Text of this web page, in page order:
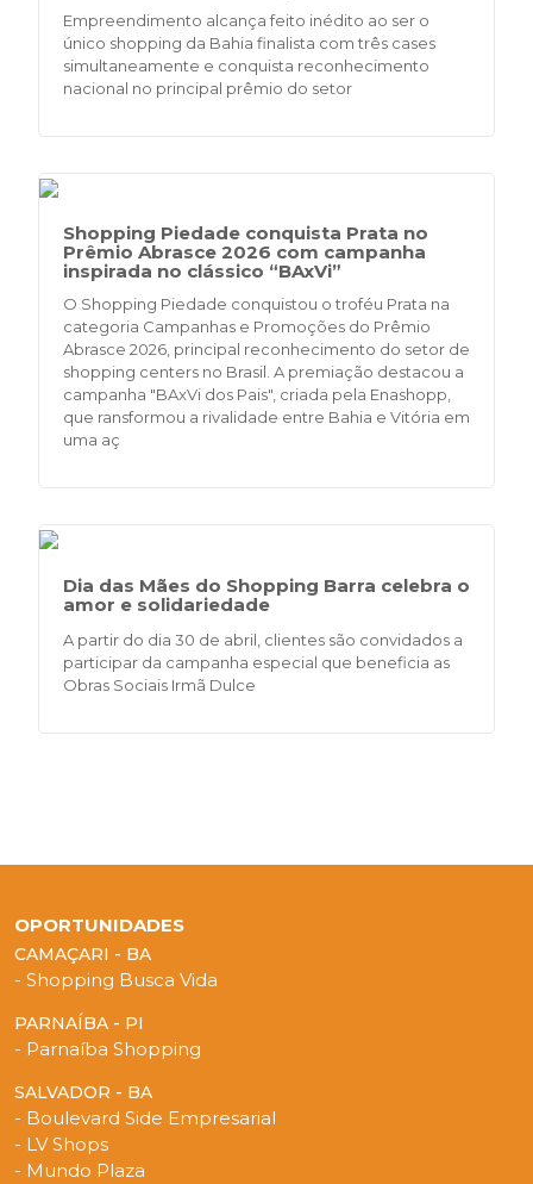
Empreendimento alcança feito inédito ao ser o
único shopping da Bahia finalista com três cases
simultaneamente e conquista reconhecimento
nacional no principal prêmio do setor
Shopping Piedade conquista Prata no
Prêmio Abrasce 2026 com campanha
inspirada no clássico “BAxVi”
O Shopping Piedade conquistou o troféu Prata na
categoria Campanhas e Promoções do Prêmio
Abrasce 2026, principal reconhecimento do setor de
shopping centers no Brasil. A premiação destacou a
campanha "BAxVi dos Pais", criada pela Enashopp,
que ransformou a rivalidade entre Bahia e Vitória em
uma aç
Dia das Mães do Shopping Barra celebra o
amor e solidariedade
A partir do dia 30 de abril, clientes são convidados a
participar da campanha especial que beneficia as
Obras Sociais Irmã Dulce
OPORTUNIDADES
CAMAÇARI - BA
- Shopping Busca Vida
PARNAÍBA - PI
- Parnaíba Shopping
SALVADOR - BA
- Boulevard Side Empresarial
- LV Shops
- Mundo Plaza